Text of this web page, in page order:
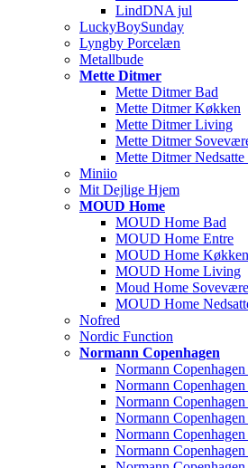
LindDNA jul
LuckyBoySunday
Lyngby Porcelæn
Metallbude
Mette Ditmer
Mette Ditmer Bad
Mette Ditmer Køkken
Mette Ditmer Living
Mette Ditmer
Mette Ditmer Nedsatte
Miniio
Mit Dejlige Hjem
MOUD Home
MOUD Home Bad
MOUD Home Entre
MOUD Home Køkken
MOUD Home Living
Moud Home
MOUD Home
Nofred
Nordic Function
Normann Copenhagen
Normann Copenhagen
Normann
Normann
Normann
Normann
Normann